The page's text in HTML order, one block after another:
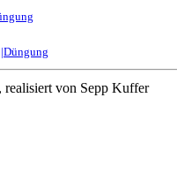
, realisiert von Sepp Kuffer